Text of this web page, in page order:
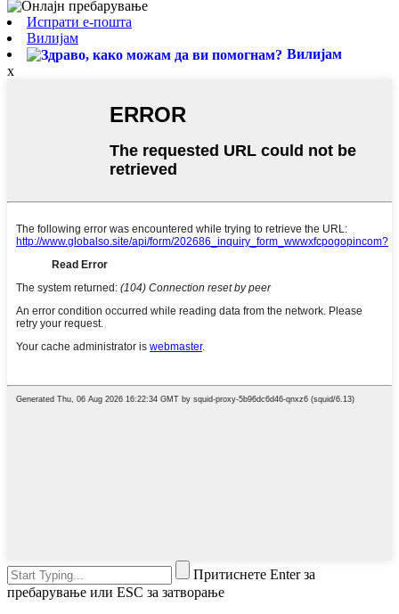
Испрати е-пошта
Вилијам
Вилијам
x
Притиснете Enter за
пребарување или ESC за затворање